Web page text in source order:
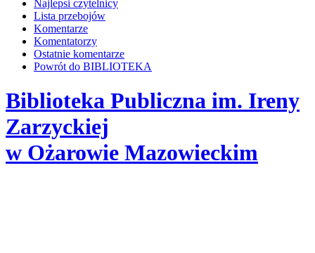
Najlepsi czytelnicy
Lista przebojów
Komentarze
Komentatorzy
Ostatnie komentarze
Powrót do BIBLIOTEKA
Biblioteka Publiczna im. Ireny
Zarzyckiej
w Ożarowie Mazowieckim